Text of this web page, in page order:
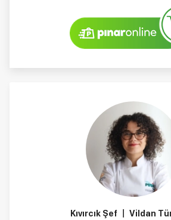
Kıvırcık Şef 〡 Vildan